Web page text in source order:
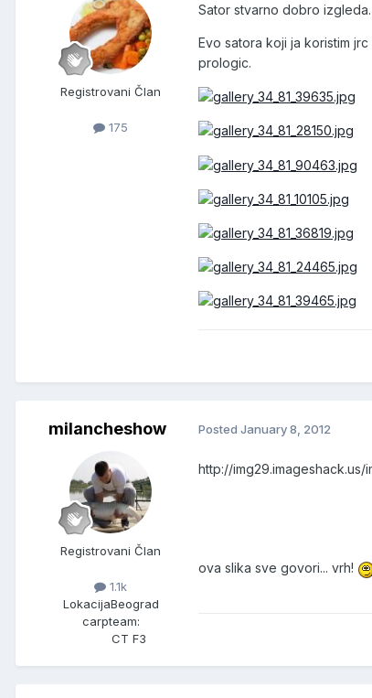
Registrovani Član
175
Sator stvarno dobro
Evo satora koji ja koristim
prologic.
milancheshow
Registrovani Član
1.1k
LokacijaBeograd
carpteam:
CT F3
Posted January 8, 2012
http://
ova slika sve govori... vrh!